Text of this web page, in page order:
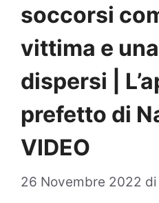
soccorsi
vittima e
dispersi |
prefetto di
VIDEO
26 Novembre 2022 di